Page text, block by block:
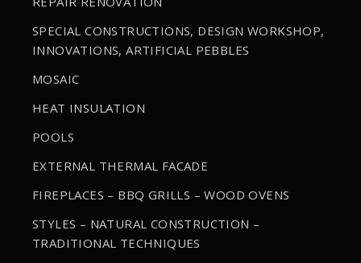
SPECIAL CONSTRUCTIONS, DESIGN WORKSHOP,
INNOVATIONS, ARTIFICIAL PEBBLES
MOSAIC
HEAT INSULATION
POOLS
EXTERNAL THERMAL FACADE
FIREPLACES – BBQ GRILLS – WOOD OVENS
STYLES – NATURAL CONSTRUCTION –
TRADITIONAL TECHNIQUES